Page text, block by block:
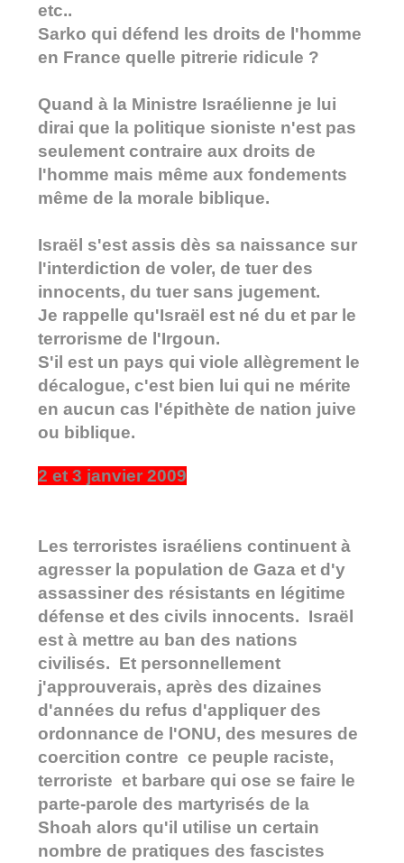
etc..
Sarko qui défend les droits de l'homme
en France quelle pitrerie ridicule ?
Quand à la Ministre Israélienne je lui
dirai que la politique sioniste n'est pas
seulement contraire aux droits de
l'homme mais même aux fondements
même de la morale biblique.
Israël s'est assis dès sa naissance sur
l'interdiction de voler, de tuer des
innocents, du tuer sans jugement.
Je rappelle qu'Israël est né du et par le
terrorisme de l'Irgoun.
S'il est un pays qui viole allègrement le
décalogue, c'est bien lui qui ne mérite
en aucun cas l'épithète de nation juive
ou biblique.
2 et 3 janvier 2009
Les terroristes israéliens continuent à
agresser la population de Gaza et d'y
assassiner des résistants en légitime
défense et des civils innocents. Israël
est à mettre au ban des nations
civilisés. Et personnellement
j'approuverais, après des dizaines
d'années du refus d'appliquer des
ordonnance de l'ONU, des mesures de
coercition contre ce peuple raciste,
terroriste et barbare qui ose se faire le
parte-parole des martyrisés de la
Shoah alors qu'il utilise un certain
nombre de pratiques des fascistes